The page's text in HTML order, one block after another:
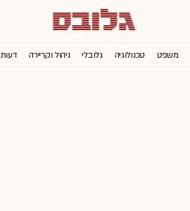
משפט טכנולוגיה גלובלי ניהול וקריירה דעות